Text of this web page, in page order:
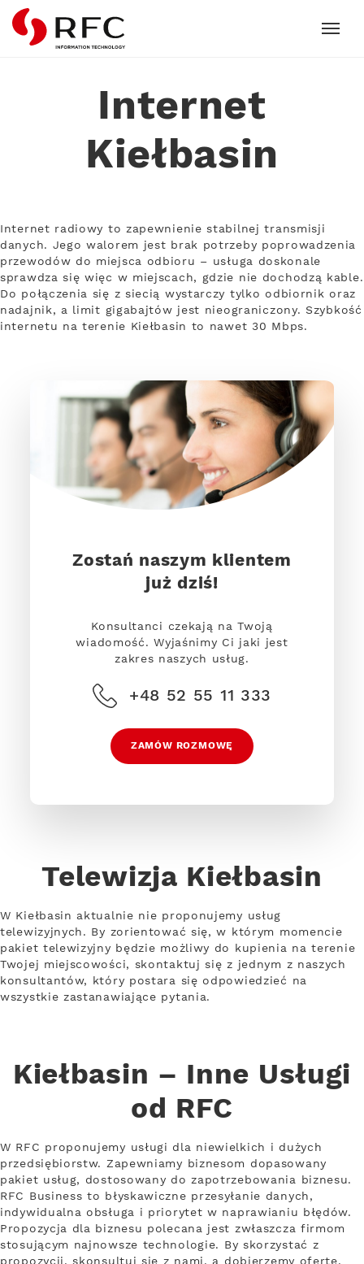
RFC
Internet
Kiełbasin
Internet radiowy to zapewnienie stabilnej transmisji
danych. Jego walorem jest brak potrzeby poprowadzenia
przewodów do miejsca odbioru – usługa doskonale
sprawdza się więc w miejscach, gdzie nie dochodzą kable.
Do połączenia się z siecią wystarczy tylko odbiornik oraz
nadajnik, a limit gigabajtów jest nieograniczony. Szybkość
internetu na terenie Kiełbasin to nawet 30 Mbps.
Zostań naszym klientem
już dziś!
Konsultanci czekają na Twoją
wiadomość. Wyjaśnimy Ci jaki jest
zakres naszych usług.
+48 52 55 11 333
ZAMÓW ROZMOWĘ
Telewizja Kiełbasin
W Kiełbasin aktualnie nie proponujemy usług
telewizyjnych. By zorientować się, w którym momencie
pakiet telewizyjny będzie możliwy do kupienia na terenie
Twojej miejscowości, skontaktuj się z jednym z naszych
konsultantów, który postara się odpowiedzieć na
wszystkie zastanawiające pytania.
Kiełbasin – Inne Usługi
od RFC
W RFC proponujemy usługi dla niewielkich i dużych
przedsiębiorstw. Zapewniamy biznesom dopasowany
pakiet usług, dostosowany do zapotrzebowania biznesu.
RFC Business to błyskawiczne przesyłanie danych,
indywidualna obsługa i priorytet w naprawianiu błędów.
Propozycja dla biznesu polecana jest zwłaszcza firmom
stosującym najnowsze technologie. By skorzystać z